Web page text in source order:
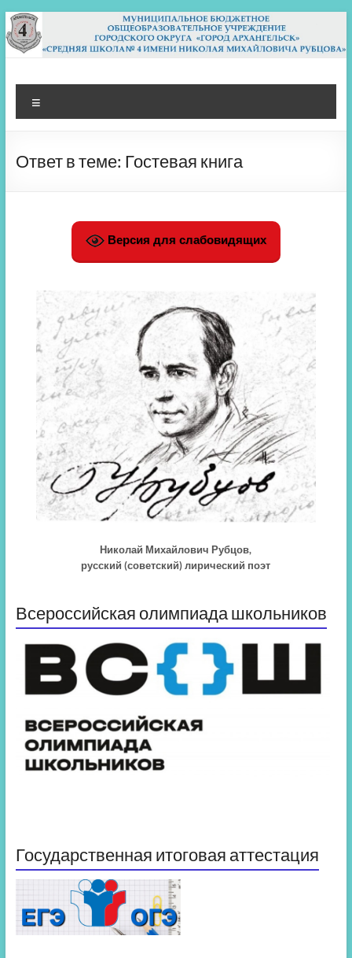
Перейти
к
содержимому
МБОУ СШ 4
Архангельск
Ответ в теме: Гостевая книга
Версия для слабовидящих
Николай Михайлович Рубцов,
русский (советский) лирический поэт
Всероссийская олимпиада школьников
Государственная итоговая аттестация